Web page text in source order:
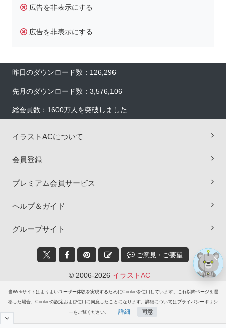
当Webサイトはよりよいユーザー体験を実現するためにCookieを使用しています。これ以降ページを遷
移した場合、Cookieの設定および使用に同意したことになります。詳細についてはプライバシーポリシ
ーをご覧ください。 詳細 同意
広告を非表示にする
広告を非表示にする
昨日のダウンロード数：126,296
先月のダウンロード数：3,576,106
総会員数：1600万人を突破しました
イラストACについて
会員登録
プレミアム会員サービス
ヘルプ＆ガイド
グループサイト
ご意見・ご要望
© 2006-2026 イラストAC